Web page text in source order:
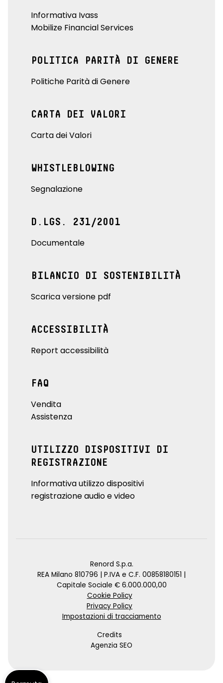
Informativa Ivass
Mobilize Financial Services
POLITICA PARITÀ DI GENERE
Politiche Parità di Genere
CARTA DEI VALORI
Carta dei Valori
WHISTLEBLOWING
Segnalazione
D.LGS. 231/2001
Documentale
BILANCIO DI SOSTENIBILITÀ
Scarica versione pdf
ACCESSIBILITÀ
Report accessibilità
FAQ
Vendita
Assistenza
UTILIZZO DISPOSITIVI DI
REGISTRAZIONE
Informativa utilizzo dispositivi
registrazione audio e video
Renord S.p.a.
REA Milano 810796 | P.IVA e C.F. 00858180151 |
Capitale Sociale € 6.000.000,00
Cookie Policy
Privacy Policy
Impostazioni di tracciamento
Credits
Agenzia SEO